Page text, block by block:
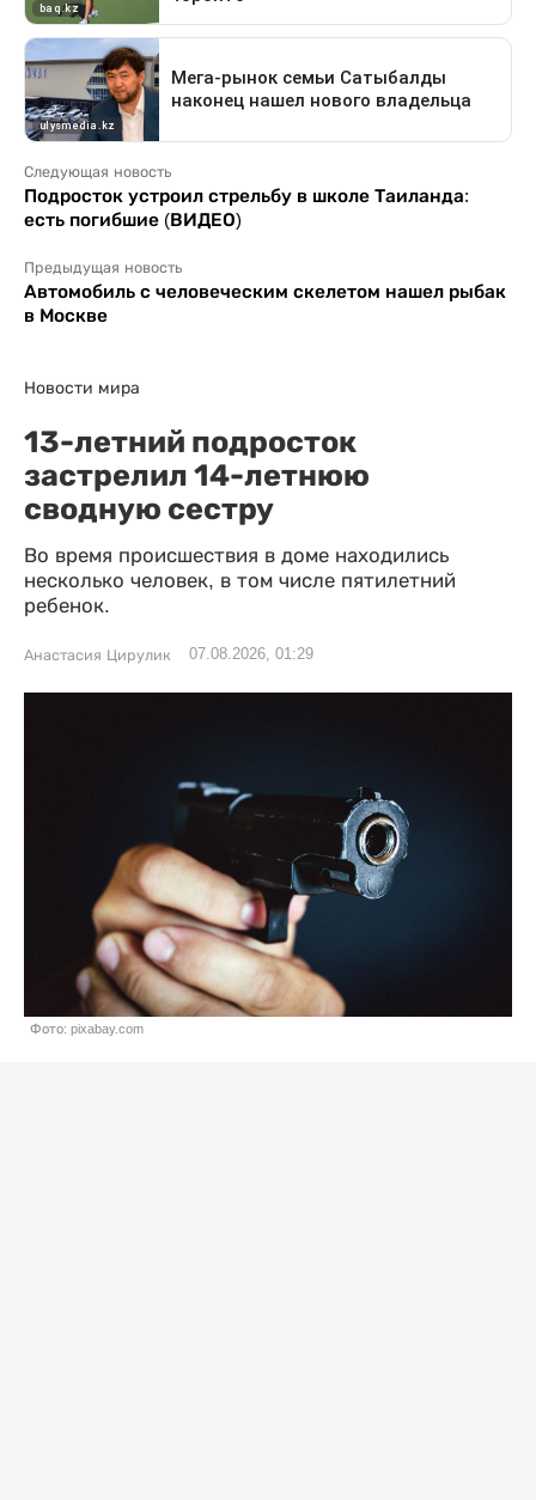
Следующая новость
Подросток устроил стрельбу в школе Таиланда:
есть погибшие (ВИДЕО)
Предыдущая новость
Автомобиль с человеческим скелетом нашел рыбак
в Москве
Новости мира
13-летний подросток
застрелил 14-летнюю
сводную сестру
Во время происшествия в доме находились
несколько человек, в том числе пятилетний
ребенок.
Анастасия Цирулик 07.08.2026, 01:29
Фото: pixabay.com